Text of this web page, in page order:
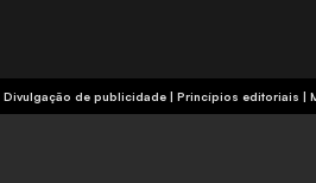
Divulgação de publicidade | Princípios editoriais |